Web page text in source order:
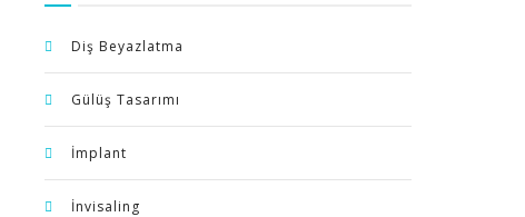
Diş Beyazlatma
Gülüş Tasarımı
İmplant
İnvisaling